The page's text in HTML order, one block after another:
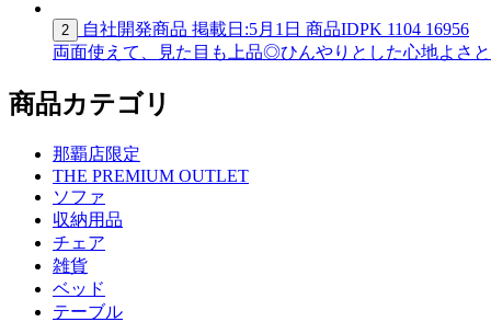
2 自社開発商品 掲載日:5月1日 商品IDPK 1104 16956
両面使えて、見た目も上品◎ひんやりとした心地よさ
商品カテゴリ
那覇店限定
THE PREMIUM OUTLET
ソファ
収納用品
チェア
雑貨
ベッド
テーブル